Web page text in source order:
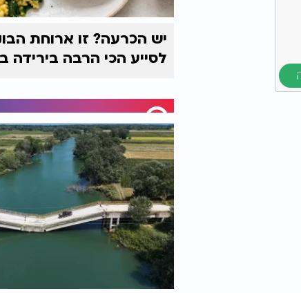
יש הכרעה? זו ארוחת
לסייע הכי הרבה בירידה